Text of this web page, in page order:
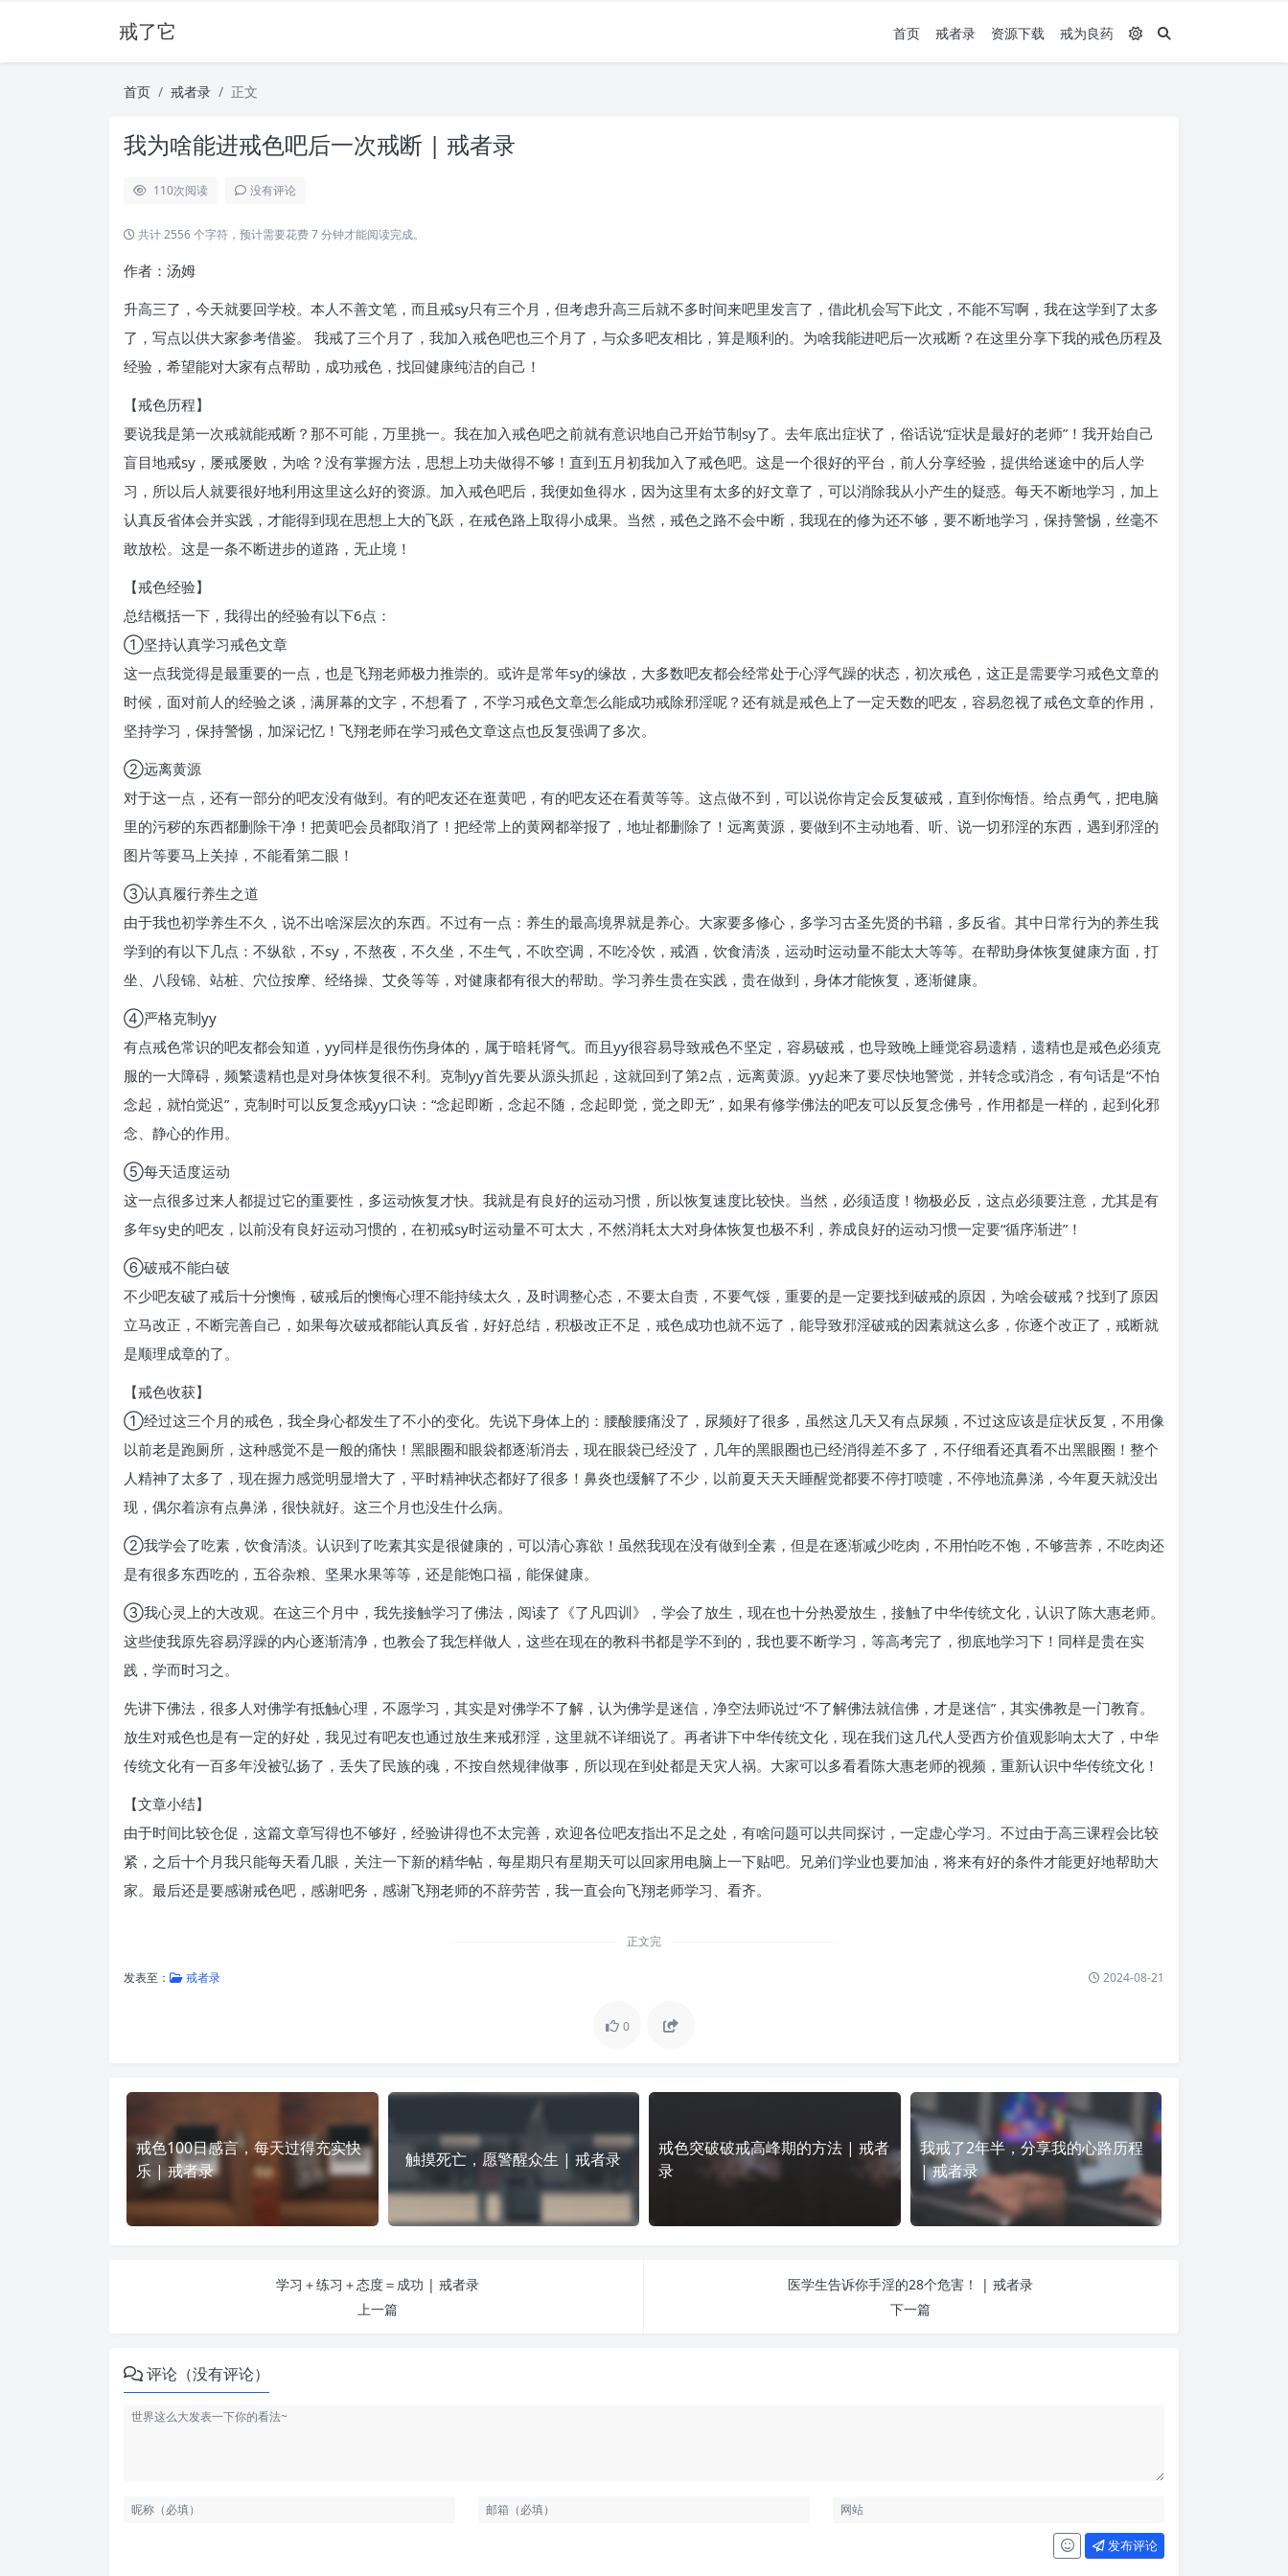
戒了它 首页 戒者录 资源下载 戒为良药
首页 戒者录 正文
我为啥能进戒色吧后一次戒断 | 戒者录
110次阅读 没有评论
共计 2556 个字符，预计需要花费 7 分钟才能阅读完成。
作者：汤姆
升高三了，今天就要回学校。本人不善文笔，而且戒sy只有三个月，但考虑升高三后就不多时间来吧里发言了，借此机会写下此文，不能不写啊，我在这学到了太多
了，写点以供大家参考借鉴。 我戒了三个月了，我加入戒色吧也三个月了，与众多吧友相比，算是顺利的。为啥我能进吧后一次戒断？在这里分享下我的戒色历程及
经验，希望能对大家有点帮助，成功戒色，找回健康纯洁的自己！
【戒色历程】
要说我是第一次戒就能戒断？那不可能，万里挑一。我在加入戒色吧之前就有意识地自己开始节制sy了。去年底出症状了，俗话说“症状是最好的老师”！我开始自己
盲目地戒sy，屡戒屡败，为啥？没有掌握方法，思想上功夫做得不够！直到五月初我加入了戒色吧。这是一个很好的平台，前人分享经验，提供给迷途中的后人学
习，所以后人就要很好地利用这里这么好的资源。加入戒色吧后，我便如鱼得水，因为这里有太多的好文章了，可以消除我从小产生的疑惑。每天不断地学习，加上
认真反省体会并实践，才能得到现在思想上大的飞跃，在戒色路上取得小成果。当然，戒色之路不会中断，我现在的修为还不够，要不断地学习，保持警惕，丝毫不
敢放松。这是一条不断进步的道路，无止境！
【戒色经验】
总结概括一下，我得出的经验有以下6点：
①坚持认真学习戒色文章
这一点我觉得是最重要的一点，也是飞翔老师极力推崇的。或许是常年sy的缘故，大多数吧友都会经常处于心浮气躁的状态，初次戒色，这正是需要学习戒色文章的
时候，面对前人的经验之谈，满屏幕的文字，不想看了，不学习戒色文章怎么能成功戒除邪淫呢？还有就是戒色上了一定天数的吧友，容易忽视了戒色文章的作用，
坚持学习，保持警惕，加深记忆！飞翔老师在学习戒色文章这点也反复强调了多次。
②远离黄源
对于这一点，还有一部分的吧友没有做到。有的吧友还在逛黄吧，有的吧友还在看黄等等。这点做不到，可以说你肯定会反复破戒，直到你悔悟。给点勇气，把电脑
里的污秽的东西都删除干净！把黄吧会员都取消了！把经常上的黄网都举报了，地址都删除了！远离黄源，要做到不主动地看、听、说一切邪淫的东西，遇到邪淫的
图片等要马上关掉，不能看第二眼！
③认真履行养生之道
由于我也初学养生不久，说不出啥深层次的东西。不过有一点：养生的最高境界就是养心。大家要多修心，多学习古圣先贤的书籍，多反省。其中日常行为的养生我
学到的有以下几点：不纵欲，不sy，不熬夜，不久坐，不生气，不吹空调，不吃冷饮，戒酒，饮食清淡，运动时运动量不能太大等等。在帮助身体恢复健康方面，打
坐、八段锦、站桩、穴位按摩、经络操、艾灸等等，对健康都有很大的帮助。学习养生贵在实践，贵在做到，身体才能恢复，逐渐健康。
④严格克制yy
有点戒色常识的吧友都会知道，yy同样是很伤伤身体的，属于暗耗肾气。而且yy很容易导致戒色不坚定，容易破戒，也导致晚上睡觉容易遗精，遗精也是戒色必须克
服的一大障碍，频繁遗精也是对身体恢复很不利。克制yy首先要从源头抓起，这就回到了第2点，远离黄源。yy起来了要尽快地警觉，并转念或消念，有句话是“不怕
念起，就怕觉迟”，克制时可以反复念戒yy口诀：“念起即断，念起不随，念起即觉，觉之即无”，如果有修学佛法的吧友可以反复念佛号，作用都是一样的，起到化邪
念、静心的作用。
⑤每天适度运动
这一点很多过来人都提过它的重要性，多运动恢复才快。我就是有良好的运动习惯，所以恢复速度比较快。当然，必须适度！物极必反，这点必须要注意，尤其是有
多年sy史的吧友，以前没有良好运动习惯的，在初戒sy时运动量不可太大，不然消耗太大对身体恢复也极不利，养成良好的运动习惯一定要“循序渐进”！
⑥破戒不能白破
不少吧友破了戒后十分懊悔，破戒后的懊悔心理不能持续太久，及时调整心态，不要太自责，不要气馁，重要的是一定要找到破戒的原因，为啥会破戒？找到了原因
立马改正，不断完善自己，如果每次破戒都能认真反省，好好总结，积极改正不足，戒色成功也就不远了，能导致邪淫破戒的因素就这么多，你逐个改正了，戒断就
是顺理成章的了。
【戒色收获】
①经过这三个月的戒色，我全身心都发生了不小的变化。先说下身体上的：腰酸腰痛没了，尿频好了很多，虽然这几天又有点尿频，不过这应该是症状反复，不用像
以前老是跑厕所，这种感觉不是一般的痛快！黑眼圈和眼袋都逐渐消去，现在眼袋已经没了，几年的黑眼圈也已经消得差不多了，不仔细看还真看不出黑眼圈！整个
人精神了太多了，现在握力感觉明显增大了，平时精神状态都好了很多！鼻炎也缓解了不少，以前夏天天天睡醒觉都要不停打喷嚏，不停地流鼻涕，今年夏天就没出
现，偶尔着凉有点鼻涕，很快就好。这三个月也没生什么病。
②我学会了吃素，饮食清淡。认识到了吃素其实是很健康的，可以清心寡欲！虽然我现在没有做到全素，但是在逐渐减少吃肉，不用怕吃不饱，不够营养，不吃肉还
是有很多东西吃的，五谷杂粮、坚果水果等等，还是能饱口福，能保健康。
③我心灵上的大改观。在这三个月中，我先接触学习了佛法，阅读了《了凡四训》，学会了放生，现在也十分热爱放生，接触了中华传统文化，认识了陈大惠老师。
这些使我原先容易浮躁的内心逐渐清净，也教会了我怎样做人，这些在现在的教科书都是学不到的，我也要不断学习，等高考完了，彻底地学习下！同样是贵在实
践，学而时习之。
先讲下佛法，很多人对佛学有抵触心理，不愿学习，其实是对佛学不了解，认为佛学是迷信，净空法师说过“不了解佛法就信佛，才是迷信”，其实佛教是一门教育。
放生对戒色也是有一定的好处，我见过有吧友也通过放生来戒邪淫，这里就不详细说了。再者讲下中华传统文化，现在我们这几代人受西方价值观影响太大了，中华
传统文化有一百多年没被弘扬了，丢失了民族的魂，不按自然规律做事，所以现在到处都是天灾人祸。大家可以多看看陈大惠老师的视频，重新认识中华传统文化！
【文章小结】
由于时间比较仓促，这篇文章写得也不够好，经验讲得也不太完善，欢迎各位吧友指出不足之处，有啥问题可以共同探讨，一定虚心学习。不过由于高三课程会比较
紧，之后十个月我只能每天看几眼，关注一下新的精华帖，每星期只有星期天可以回家用电脑上一下贴吧。兄弟们学业也要加油，将来有好的条件才能更好地帮助大
家。最后还是要感谢戒色吧，感谢吧务，感谢飞翔老师的不辞劳苦，我一直会向飞翔老师学习、看齐。
正文完
发表至： 戒者录 2024-08-21
0
戒色100日感言，每天过得充实快
乐 | 戒者录
触摸死亡，愿警醒众生 | 戒者录
戒色突破破戒高峰期的方法 | 戒者
录
我戒了2年半，分享我的心路历程
| 戒者录
学习＋练习＋态度＝成功 | 戒者录
上一篇
医学生告诉你手淫的28个危害！ | 戒者录
下一篇
评论（没有评论）
发布评论